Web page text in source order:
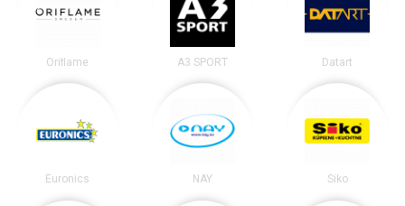
Oriflame A3 SPORT Datart
Euronics NAY Siko